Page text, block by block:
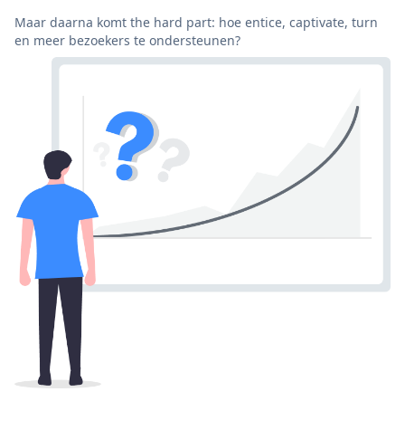
Maar daarna komt the hard part: hoe entice, captivate, turn
en meer bezoekers te ondersteunen?